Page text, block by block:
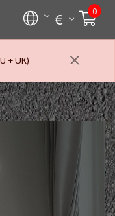
€ 0
+ UK)